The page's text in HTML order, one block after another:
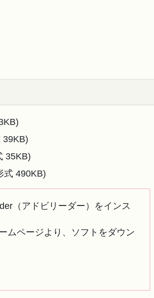
39KB)
35KB)
式 490KB)
（アドビリーダー）をインス
ムページより、ソフトをダウン